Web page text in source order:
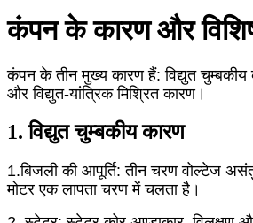
कंपन के कारण और
कंपन के तीन मुख्य कारण हैं: विद्युत चुम्बकीय
और विद्युत-यांत्रिक मिश्रित कारण।
1. विद्युत चुम्बकीय कारण
1.बिजली की आपूर्ति: तीन चरण वोल्टेज
मोटर एक लापता चरण में चलता है।